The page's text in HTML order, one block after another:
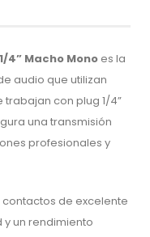
4” Macho Mono es la
audio que utilizan
trabajan con plug 1/4”
una transmisión
profesionales y
de excelente
un rendimiento